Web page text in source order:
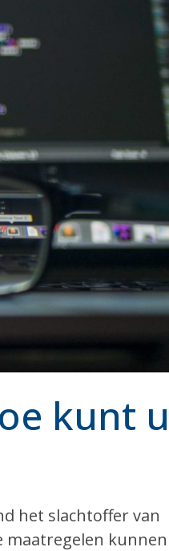
kunt u
het slachtoffer van
maatregelen kunnen